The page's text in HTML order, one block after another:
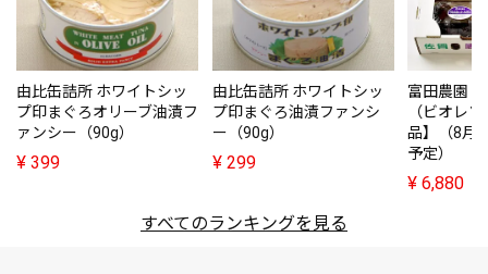
由比缶詰所 ホワイトシッ
プ印まぐろオリーブ油漬フ
ァンシー（90g）
¥ 399
由比缶詰所 ホワイトシッ
プ印まぐろ油漬ファンシ
ー（90g）
¥ 299
富田農園
（ビオレ
品】（8月
予定）
¥ 6,880
すべてのランキングを見る